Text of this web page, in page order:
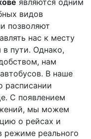
являются одним
видов
позволяют
нас к месту
в пути. Однако,
нам
В наше
расписании
С появлением
мы можем
о рейсах и
режиме реального